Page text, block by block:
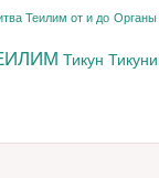
Теилим от и до Органы
Тикун